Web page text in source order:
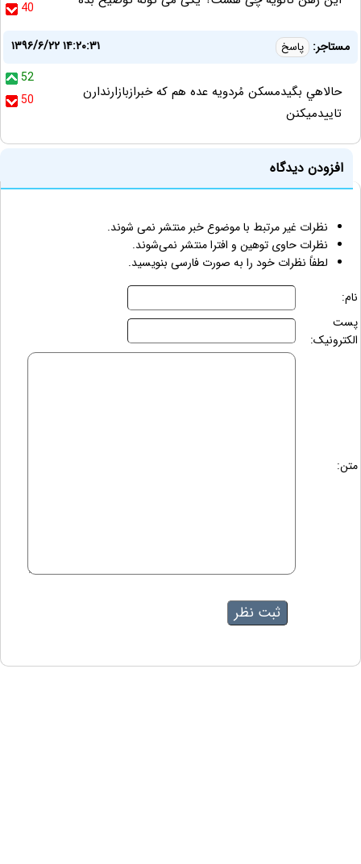
40
مستاجر: پاسخ
۱۳۹۶/۶/۲۲ ۱۴:۲۰:۳۱
52
50
حالاهي بگيدمسكن مُردويه عده هم كه خبرازبازارندارن
تاييدميكنن
افزودن دیدگاه
نظرات غیر مرتبط با موضوع خبر منتشر نمی شوند.
نظرات حاوی توهین و افترا منتشر نمی‌شوند.
لطفاً نظرات خود را به صورت فارسی بنویسید.
نام:
پست
الکترونیک:
متن: